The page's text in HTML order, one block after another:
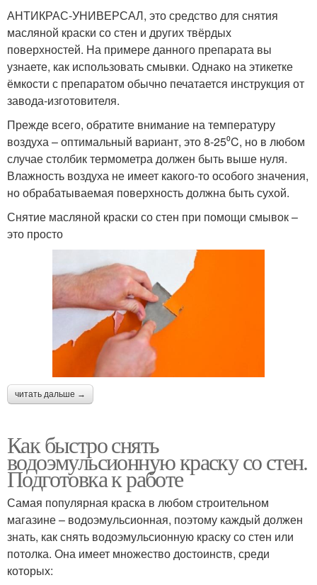
АНТИКРАС-УНИВЕРСАЛ, это средство для снятия
масляной краски со стен и других твёрдых
поверхностей. На примере данного препарата вы
узнаете, как использовать смывки. Однако на этикетке
ёмкости с препаратом обычно печатается инструкция от
завода-изготовителя.
Прежде всего, обратите внимание на температуру
воздуха – оптимальный вариант, это 8-25⁰C, но в любом
случае столбик термометра должен быть выше нуля.
Влажность воздуха не имеет какого-то особого значения,
но обрабатываемая поверхность должна быть сухой.
Снятие масляной краски со стен при помощи смывок –
это просто
читать дальше →
Как быстро снять
водоэмульсионную краску со стен.
Подготовка к работе
Самая популярная краска в любом строительном
магазине – водоэмульсионная, поэтому каждый должен
знать, как снять водоэмульсионную краску со стен или
потолка. Она имеет множество достоинств, среди
которых: